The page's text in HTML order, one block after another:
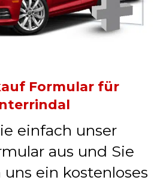
Formular für
einfach unser
aus und Sie
ein kostenloses